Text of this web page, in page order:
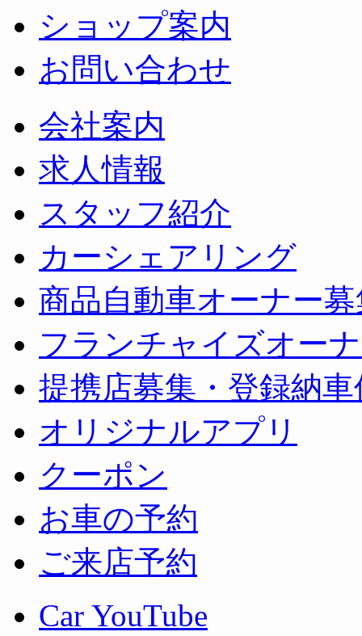
ショップ案内
お問い合わせ
会社案内
求人情報
スタッフ紹介
カーシェアリング
商品自動車オーナー
フランチャイズオー
提携店募集・登録納
オリジナルアプリ
クーポン
お車の予約
ご来店予約
Car YouTube